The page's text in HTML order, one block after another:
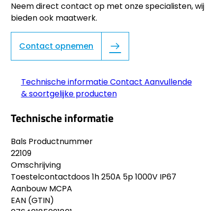
Neem direct contact op met onze specialisten, wij
bieden ook maatwerk.
Contact opnemen
Technische informatieContact Aanvullende
& soortgelijke producten
Technische informatie
Bals Productnummer
22109
Omschrijving
Toestelcontactdoos 1h 250A 5p 1000V IP67
Aanbouw MCPA
EAN (GTIN)